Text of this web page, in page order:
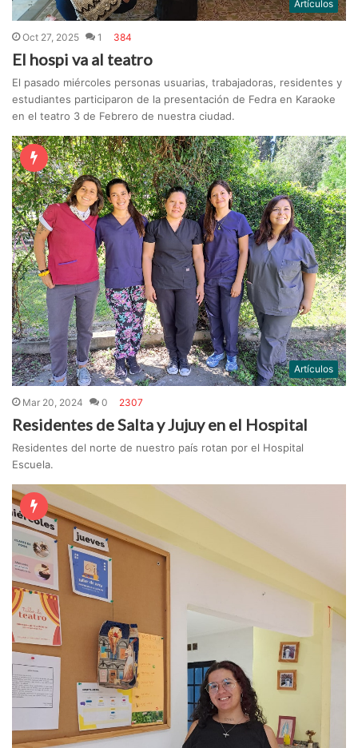
Artículos
Oct 27, 2025 1 384
El hospi va al teatro
El pasado miércoles personas usuarias, trabajadoras, residentes y
estudiantes participaron de la presentación de Fedra en Karaoke
en el teatro 3 de Febrero de nuestra ciudad.
Artículos
Mar 20, 2024 0 2307
Residentes de Salta y Jujuy en el Hospital
Residentes del norte de nuestro país rotan por el Hospital
Escuela.